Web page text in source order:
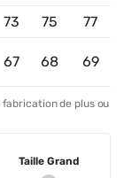
73 75
77
67 68 69
de plus ou
Taille Grand